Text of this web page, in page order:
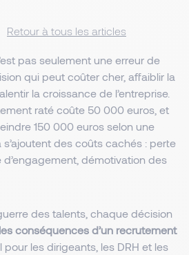
Retour à tous les articles
pas seulement une erreur de
qui peut coûter cher, affaiblir la
la croissance de l’entreprise.
raté coûte 50 000 euros, et
150 000 euros selon une
s’ajoutent des coûts cachés : perte
démotivation des
des talents, chaque décision
les conséquences d’un recrutement
les dirigeants, les DRH et les